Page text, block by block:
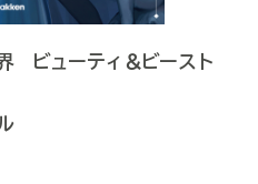
ビューティ＆ビースト